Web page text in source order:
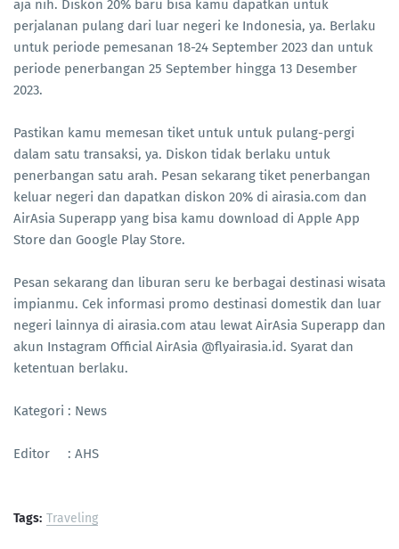
aja nih. Diskon 20% baru bisa kamu dapatkan untuk
perjalanan pulang dari luar negeri ke Indonesia, ya. Berlaku
untuk periode pemesanan 18-24 September 2023 dan untuk
periode penerbangan 25 September hingga 13 Desember
2023.
Pastikan kamu memesan tiket untuk untuk pulang-pergi
dalam satu transaksi, ya. Diskon tidak berlaku untuk
penerbangan satu arah. Pesan sekarang tiket penerbangan
keluar negeri dan dapatkan diskon 20% di airasia.com dan
AirAsia Superapp yang bisa kamu download di Apple App
Store dan Google Play Store.
Pesan sekarang dan liburan seru ke berbagai destinasi wisata
impianmu. Cek informasi promo destinasi domestik dan luar
negeri lainnya di airasia.com atau lewat AirAsia Superapp dan
akun Instagram Official AirAsia @flyairasia.id. Syarat dan
ketentuan berlaku.
Kategori : News
Editor : AHS
Tags: Traveling